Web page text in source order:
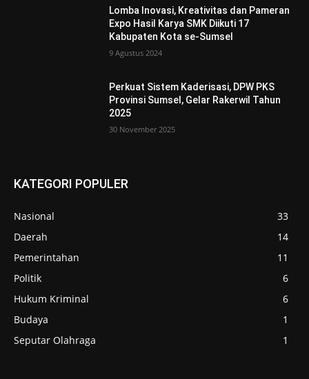
Lomba Inovasi, Kreativitas dan Pameran
Expo Hasil Karya SMK Diikuti 17
Kabupaten Kota se-Sumsel
9 Agustus 2024
Perkuat Sistem Kaderisasi, DPW PKS
Provinsi Sumsel, Gelar Rakerwil Tahun
2025
30 November 2025
KATEGORI POPULER
Nasional
33
Daerah
14
Pemerintahan
11
Politik
6
Hukum Kriminal
6
Budaya
1
Seputar Olahraga
1